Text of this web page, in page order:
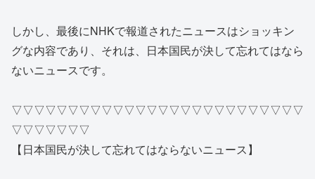
しかし、最後にNHKで報道されたニュースはショッキン
グな内容であり、それは、日本国民が決して忘れてはなら
ないニュースです。
▽▽▽▽▽▽▽▽▽▽▽▽▽▽▽▽▽▽▽▽▽▽▽▽▽▽
▽▽▽▽▽▽▽
【日本国民が決して忘れてはならないニュース】